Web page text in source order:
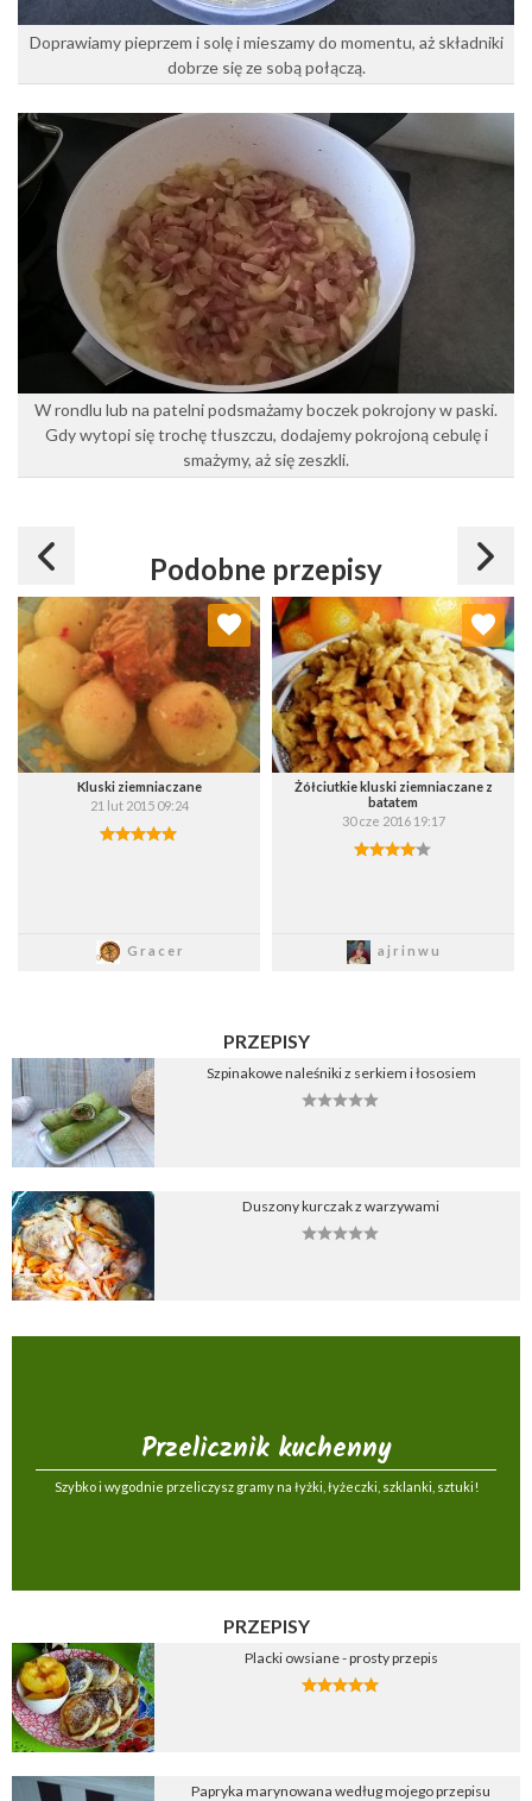
Doprawiamy pieprzem i solę i mieszamy do momentu, aż składniki
dobrze się ze sobą połączą.
W rondlu lub na patelni podsmażamy boczek pokrojony w paski.
Gdy wytopi się trochę tłuszczu, dodajemy pokrojoną cebulę i
smażymy, aż się zeszkli.
Podobne przepisy
Kluski ziemniaczane
21 lut 2015 09:24
Gracer
Dodaj do ulubionych
Wybierz listę:
Zapisz
Żółciutkie kluski ziemniaczane z
batatem
30 cze 2016 19:17
ajrinwu
Dodaj do ulubionych
Wybierz listę:
Zapisz
PRZEPISY
Szpinakowe naleśniki z serkiem i łososiem
Duszony kurczak z warzywami
Przelicznik kuchenny
Szybko i wygodnie przeliczysz gramy na łyżki, łyżeczki, szklanki, sztuki!
PRZEPISY
Placki owsiane - prosty przepis
Papryka marynowana według mojego przepisu